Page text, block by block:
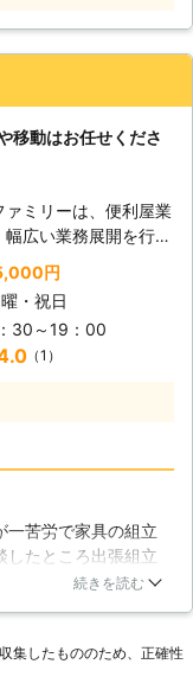
書を見ても家具の組
客様はぜひ家具移動組
さい。 大きくて
が迅速に解決します。
番では、家具の組立
お困りのお客様に喜
いただきます。
移動はお任せくださ
ァミリーは、便利屋業
広い業務展開を行っ
のあらゆるニーズに対
ております。お客様
出来る限りお応え
させていただきま
外から家具をお取り
具を組み立て、指定
移動することも出来
様は私共にご指示くだ
ません。もし、家具購
、現在お困りでした
円
・祝日
30～19：00
（1）
一苦労で家具の組立
したところ出張組立
しました。業者の方
やこしい組立家具な
皆様も満足がいく
続きを読む
集したもののため、正確性